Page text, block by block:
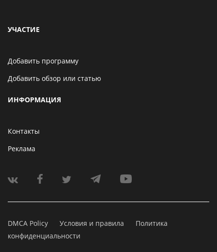
УЧАСТИЕ
Добавить программу
Добавить обзор или статью
ИНФОРМАЦИЯ
Контакты
Реклама
DMCA Policy Условия и правила
Политика
конфиденциальности